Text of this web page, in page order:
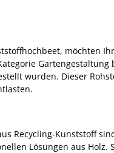
möchten
wurden. Dieser
Recycling-Kunststoff
Lösungen aus